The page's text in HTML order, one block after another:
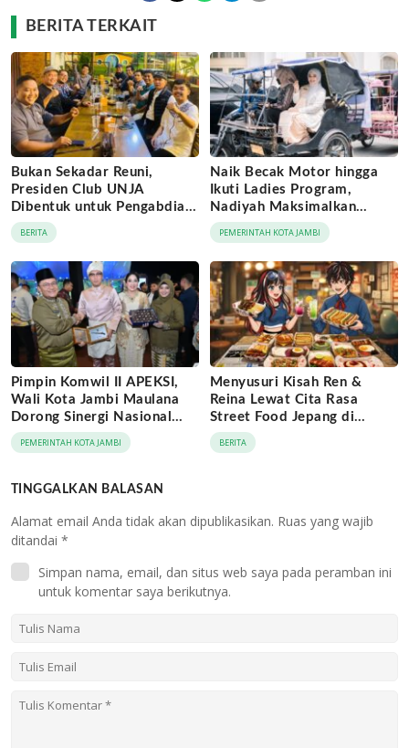
BERITA TERKAIT
Bukan Sekadar Reuni,
Presiden Club UNJA
Dibentuk untuk Pengabdian
Lintas Generasi
BERITA
Naik Becak Motor hingga
Ikuti Ladies Program,
Nadiyah Maksimalkan
Momentum Rakernas
APEKSI di Medan
PEMERINTAH KOTA JAMBI
Pimpin Komwil II APEKSI,
Wali Kota Jambi Maulana
Dorong Sinergi Nasional
Antar-Kota
PEMERINTAH KOTA JAMBI
Menyusuri Kisah Ren &
Reina Lewat Cita Rasa
Street Food Jepang di
Jaringan Archipelago Hotels
BERITA
TINGGALKAN BALASAN
Alamat email Anda tidak akan dipublikasikan. Ruas yang wajib
ditandai *
Simpan nama, email, dan situs web saya pada peramban ini
untuk komentar saya berikutnya.